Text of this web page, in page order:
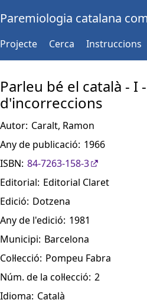
Paremiologia catalana
Projecte Cerca Instruccions
Parleu bé el català - I
d'incorreccions
Autor: Caralt, Ramon
Any de publicació: 1966
ISBN: 84-7263-158-3
Editorial: Editorial Claret
Edició: Dotzena
Any de l'edició: 1981
Municipi: Barcelona
Col·lecció: Pompeu Fabra
Núm. de la col·lecció: 2
Idioma: Català